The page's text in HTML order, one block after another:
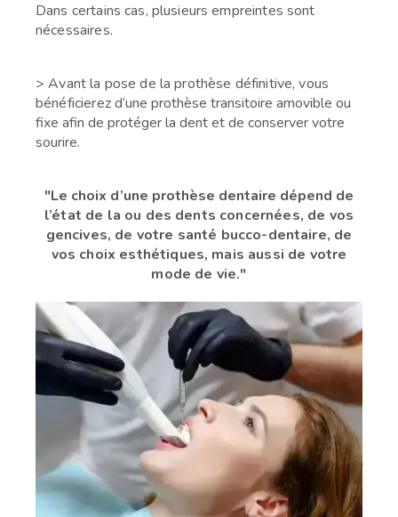
Dans certains cas, plusieurs empreintes sont
nécessaires.
> Avant la pose de la prothèse définitive, vous
bénéficierezd’une prothèse transitoire amovible ou
fixe afin de protéger la dent et de conserver votre
sourire.
"Le choix d’une prothèse dentaire dépend de
l’état de la ou des dents concernées, de vos
gencives, de votre santé bucco-dentaire, de
vos choix esthétiques, mais aussi de votre
mode de vie."